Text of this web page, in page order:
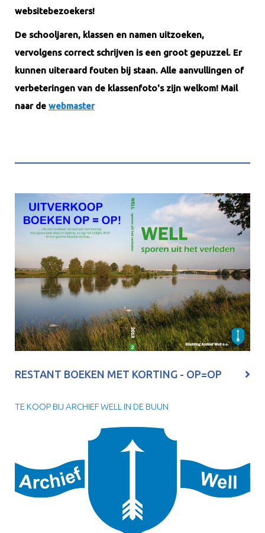
websitebezoekers!
De schooljaren, klassen en namen uitzoeken,
vervolgens correct schrijven is een groot gepuzzel. Er
kunnen uiteraard fouten bij staan. Alle aanvullingen of
verbeteringen van de klassenfoto's zijn welkom! Mail
naar de webmaster
RESTANT BOEKEN MET KORTING - OP=OP
TE KOOP BIJ ARCHIEF WELL IN DE BUUN